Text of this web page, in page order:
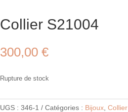
Collier S21004
300,00 €
Rupture de stock
UGS : 346-1 Catégories : Bijoux Collier